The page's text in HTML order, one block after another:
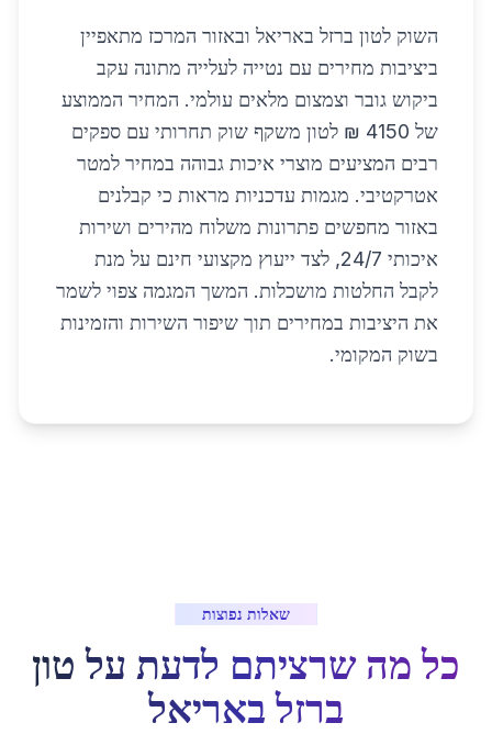
השוק לטון ברזל באריאל ובאזור המרכז מתאפיין
ביציבות מחירים עם נטייה לעלייה מתונה עקב
ביקוש גובר וצמצום מלאים עולמי. המחיר הממוצע
של 4150 ₪ לטון משקף שוק תחרותי עם ספקים
רבים המציעים מוצרי איכות גבוהה במחיר למטר
אטרקטיבי. מגמות עדכניות מראות כי קבלנים
באזור מחפשים פתרונות משלוח מהירים ושירות
איכותי 24/7, לצד ייעוץ מקצועי חינם על מנת
לקבל החלטות מושכלות. המשך המגמה צפוי לשמר
את היציבות במחירים תוך שיפור השירות והזמינות
בשוק המקומי.
שאלות נפוצות
כל מה שרציתם לדעת על טון
ברזלבאריאל